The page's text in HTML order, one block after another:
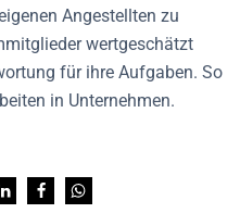
Angestellten zu
wertgeschätzt
für ihre Aufgaben. So
in Unternehmen.